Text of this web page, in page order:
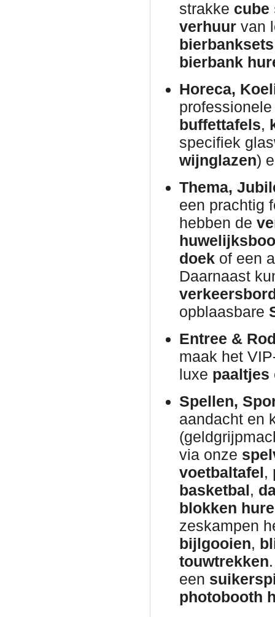
strakke cube
verhuur van
bierbanksets
bierbank
Horeca,
buffettafels,
specifiek
wijnglazen)
Thema,
een prachtig
hebben de
doek of een
Daarnaast
opblaasbare
Entree &
maak het
luxe paaltjes
Spellen,
aandacht en
via onze
voetbaltafel,
basketbal,
blokken
zeskampen
bijlgooien,
touwtrekken
een
photobooth